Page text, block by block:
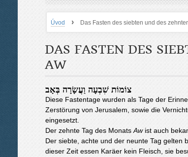
Úvod › Das Fasten des siebten und des
DAS FASTEN DES
AW
צוֹמוֹת שִׁבְעָה וַעֲשָׂרָה בְּאָב
Diese Fastentage wurden als Tage der
Zerstörung von Jerusalem, sowie die
eingesetzt.
Der zehnte Tag des Monats Awist auch
Der siebte, achte und der neunte Tag gelten
dieser Zeit essen Karäer kein Fleisch, sie